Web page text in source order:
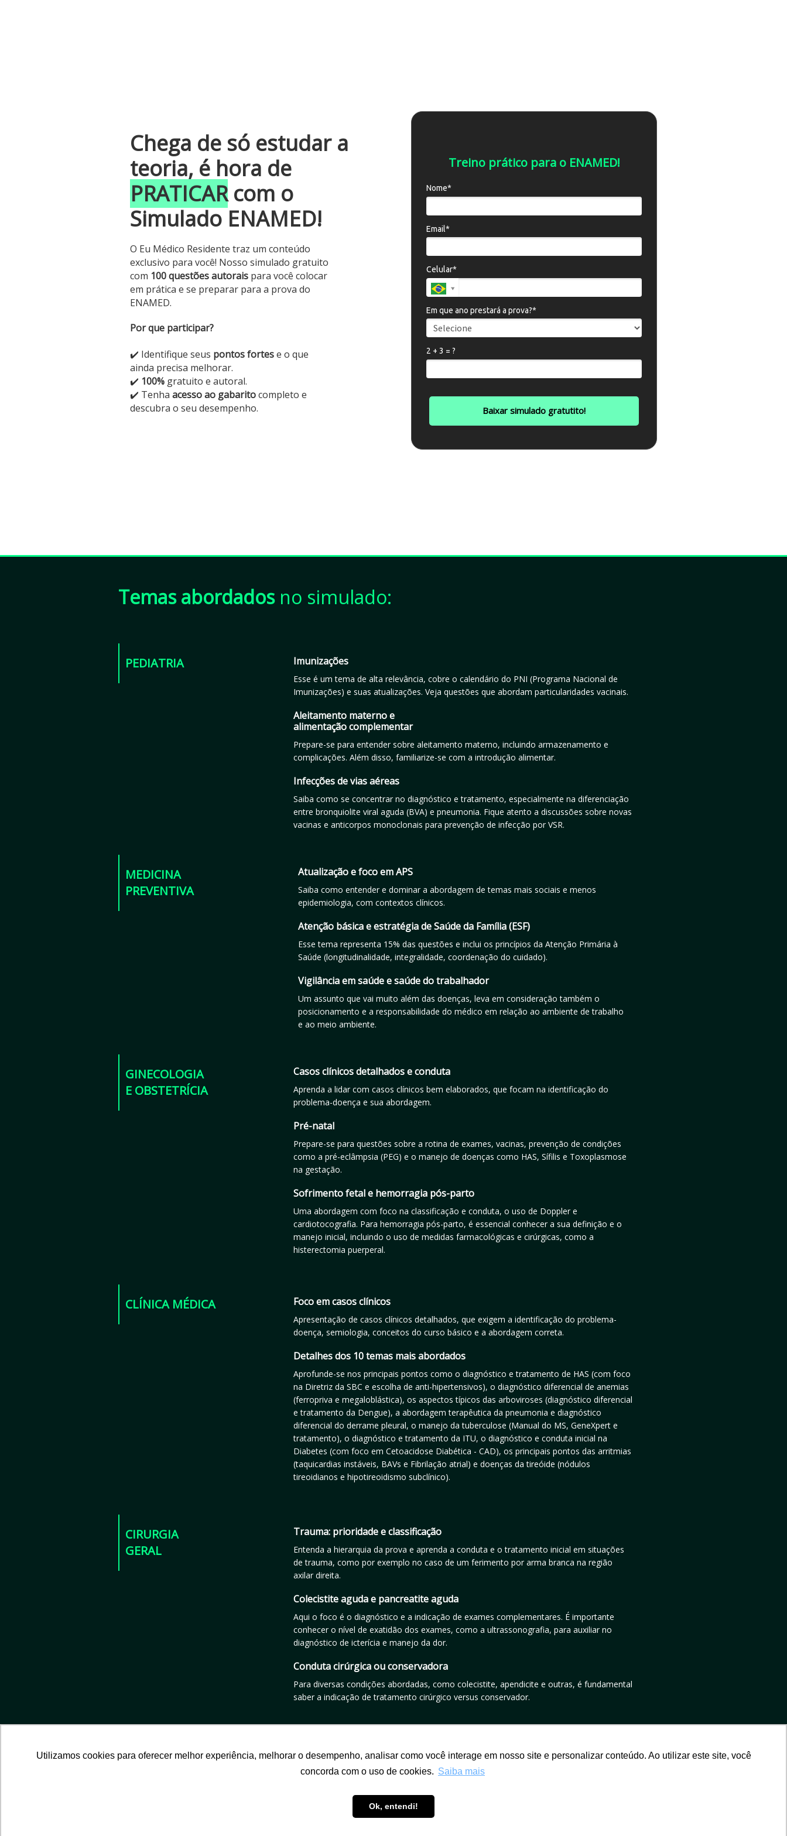
Utilizamos cookies para oferecer melhor experiência, melhorar o desempenho, analisar como você interage em nosso site e personalizar conteúdo. Ao utilizar este site, você
concorda com o uso de cookies. Saiba mais
Ok, entendi!
Chega de só estudar a
teoria, é hora de
PRATICARcom o
Simulado ENAMED!
O Eu Médico Residente traz um conteúdo
exclusivo para você! Nosso simulado gratuito
com 100 questões autorais para você colocar
em prática e se preparar para a prova do
ENAMED.
Por que participar?
✔️ Identifique seus pontos fortese o que
ainda precisa melhorar.
✔️ 100% gratuito e autoral.
✔️ Tenha acesso ao gabaritocompleto e
descubra o seu desempenho.
Treino prático para o ENAMED!
Nome*
Email*
Celular*
Em que ano prestará a prova?*
2 + 3 = ?
Baixar simulado gratutito!
Temas abordados no simulado:
PEDIATRIA Imunizações
Esse é um tema de alta relevância, cobre o calendário do PNI (Programa Nacional de
Imunizações) e suas atualizações. Veja questões que abordam particularidades vacinais.
Aleitamento materno e
alimentação complementar
Prepare-se para entender sobre aleitamento materno, incluindo armazenamento e
complicações. Além disso, familiarize-se com a introdução alimentar.
Infecções de vias aéreas
Saiba como se concentrar no diagnóstico e tratamento, especialmente na diferenciação
entre bronquiolite viral aguda (BVA) e pneumonia. Fique atento a discussões sobre novas
vacinas e anticorpos monoclonais para prevenção de infecção por VSR.
MEDICINA
PREVENTIVA
Atualização e foco em APS
Saiba como entender e dominar a abordagem de temas mais sociais e menos
epidemiologia, com contextos clínicos.
Atenção básica e estratégia de Saúde da Família (ESF)
Esse tema representa 15% das questões e inclui os princípios da Atenção Primária à
Saúde (longitudinalidade, integralidade, coordenação do cuidado).
Vigilância em saúde e saúde do trabalhador
Um assunto que vai muito além das doenças, leva em consideração também o
posicionamento e a responsabilidade do médico em relação ao ambiente de trabalho
e ao meio ambiente.
GINECOLOGIA
E OBSTETRÍCIA
Casos clínicos detalhados e conduta
Aprenda a lidar com casos clínicos bem elaborados, que focam na identificação do
problema-doença e sua abordagem.
Pré-natal
Prepare-se para questões sobre a rotina de exames, vacinas, prevenção de condições
como a pré-eclâmpsia (PEG) e o manejo de doenças como HAS, Sífilis e Toxoplasmose
na gestação.
Sofrimento fetal e hemorragia pós-parto
Uma abordagem com foco na classificação e conduta, o uso de Doppler e
cardiotocografia. Para hemorragia pós-parto, é essencial conhecer a sua definição e o
manejo inicial, incluindo o uso de medidas farmacológicas e cirúrgicas, como a
histerectomia puerperal.
CLÍNICA MÉDICA Foco em casos clínicos
Apresentação de casos clínicos detalhados, que exigem a identificação do problema-
doença, semiologia, conceitos do curso básico e a abordagem correta.
Detalhes dos 10 temas mais abordados
Aprofunde-se nos principais pontos como o diagnóstico e tratamento de HAS (com foco
na Diretriz da SBC e escolha de anti-hipertensivos), o diagnóstico diferencial de anemias
(ferropriva e megaloblástica), os aspectos típicos das arboviroses (diagnóstico diferencial
e tratamento da Dengue), a abordagem terapêutica da pneumonia e diagnóstico
diferencial do derrame pleural, o manejo da tuberculose (Manual do MS, GeneXpert e
tratamento), o diagnóstico e tratamento da ITU, o diagnóstico e conduta inicial na
Diabetes (com foco em Cetoacidose Diabética - CAD), os principais pontos das arritmias
(taquicardias instáveis, BAVs e Fibrilação atrial) e doenças da tireóide (nódulos
tireoidianos e hipotireoidismo subclínico).
CIRURGIA
GERAL
Trauma: prioridade e classificação
Entenda a hierarquia da prova e aprenda a conduta e o tratamento inicial em situações
de trauma, como por exemplo no caso de um ferimento por arma branca na região
axilar direita.
Colecistite aguda e pancreatite aguda
Aqui o foco é o diagnóstico e a indicação de exames complementares. É importante
conhecer o nível de exatidão dos exames, como a ultrassonografia, para auxiliar no
diagnóstico de icterícia e manejo da dor.
Conduta cirúrgica ou conservadora
Para diversas condições abordadas, como colecistite, apendicite e outras, é fundamental
saber a indicação de tratamento cirúrgico versus conservador.
Quero acessar o simulado!